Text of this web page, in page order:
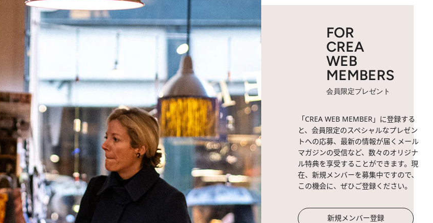
FOR
CREA
WEB
MEMBERS
会員限定プレゼント
「CREA WEB MEMBER」に登録する
と、会員限定のスペシャルなプレゼン
トへの応募、最新の情報が届くメール
マガジンの受信など、数々のオリジナ
ル特典を享受することができます。現
在、新規メンバーを募集中ですので、
この機会に、ぜひご登録ください。
新規メンバー登録